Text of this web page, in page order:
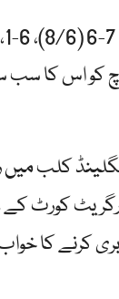
جوکووچ کو اس کا
کلب میں
کرنے کا